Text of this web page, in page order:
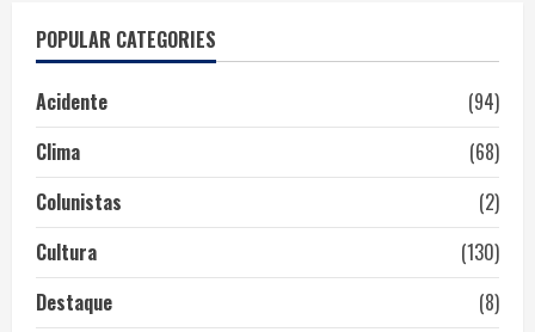
POPULAR CATEGORIES
Acidente
(94)
Clima
(68)
Colunistas
(2)
Cultura
(130)
Destaque
(8)